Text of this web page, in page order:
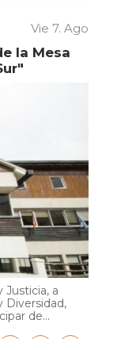
Vie 7. Ago
la Mesa
Justicia, a
Diversidad,
de...